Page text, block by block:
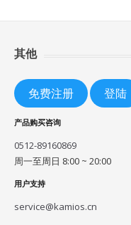
其他
免费注册 登陆
产品购买咨询
0512-89160869
周一至周日 8:00 ~ 20:00
用户支持
service@kamios.cn